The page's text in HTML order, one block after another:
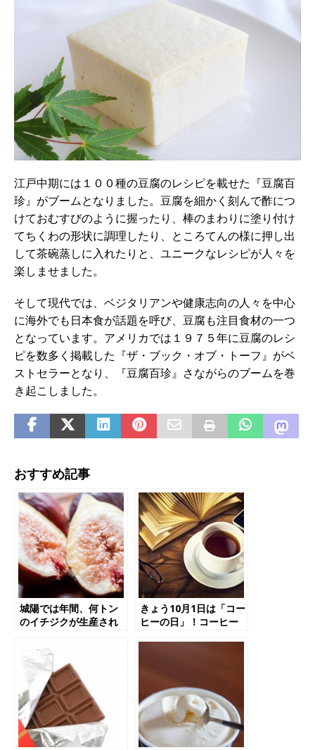
江戸中期には１００種の豆腐のレシピを載せた『豆腐百
珍』がブームとなりました。豆腐を細かく刻んで酢につ
けておむすびのように握ったり、棒のまわりに塗り付け
てちくわの形状に調理したり、ところてんの様に押し出
して茶碗蒸しに入れたりと、ユニークなレシピが人々を
楽しませました。
そして現代では、ベジタリアンや健康志向の人々を中心
に海外でも日本食が話題を呼び、豆腐も注目食材の一つ
となっています。アメリカでは１９７５年に豆腐のレシ
ピを数多く掲載した『ザ・ブック・オブ・トーフ』がベ
ストセラーとなり、『豆腐百珍』さながらのブームを巻
き起こしました。
おすすめ記事
城陽では年間、何トン
のイチジクが生産され
イズ】
きょう10月1日は「コー
ヒーの日」！コーヒー